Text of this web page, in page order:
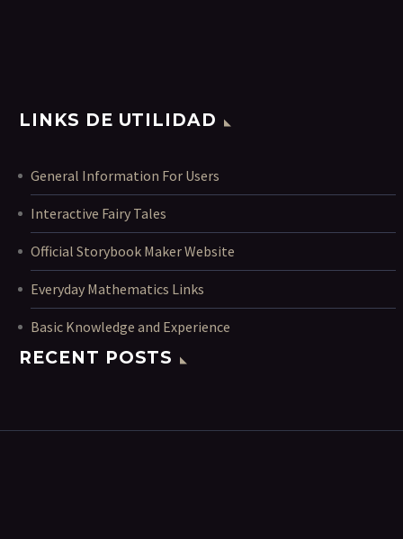
LINKS DE UTILIDAD
General Information For Users
Interactive Fairy Tales
Official Storybook Maker Website
Everyday Mathematics Links
Basic Knowledge and Experience
RECENT POSTS